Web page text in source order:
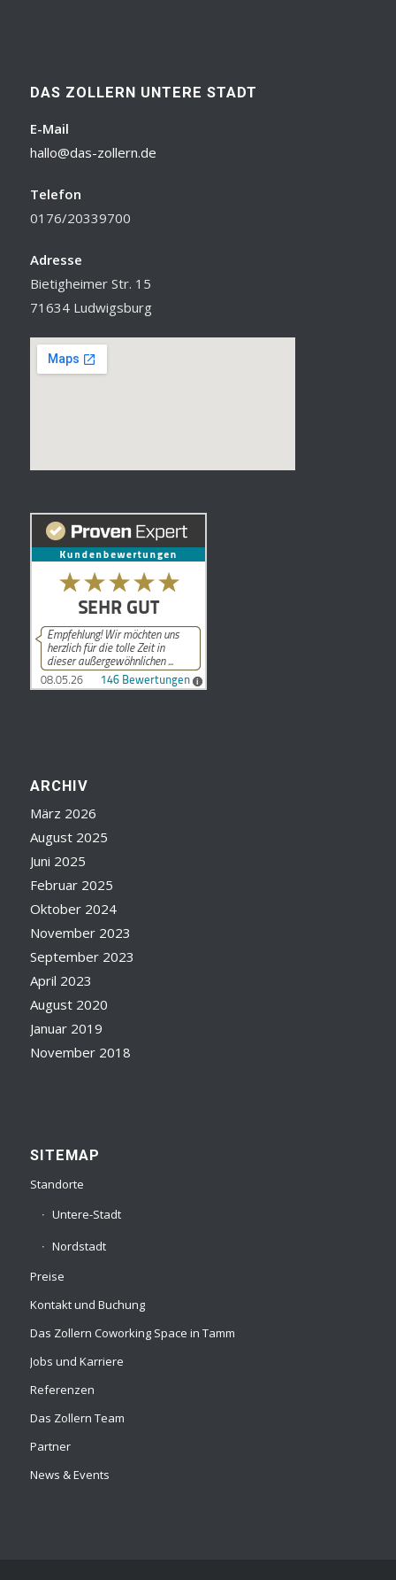
DAS ZOLLERN UNTERE STADT
E-Mail
hallo@das-zollern.de
Telefon
0176/20339700
Adresse
Bietigheimer Str. 15
71634 Ludwigsburg
ARCHIV
März 2026
August 2025
Juni 2025
Februar 2025
Oktober 2024
November 2023
September 2023
April 2023
August 2020
Januar 2019
November 2018
SITEMAP
Standorte
Untere-Stadt
Nordstadt
Preise
Kontakt und Buchung
Das Zollern Coworking Space in Tamm
Jobs und Karriere
Referenzen
Das Zollern Team
Partner
News & Events